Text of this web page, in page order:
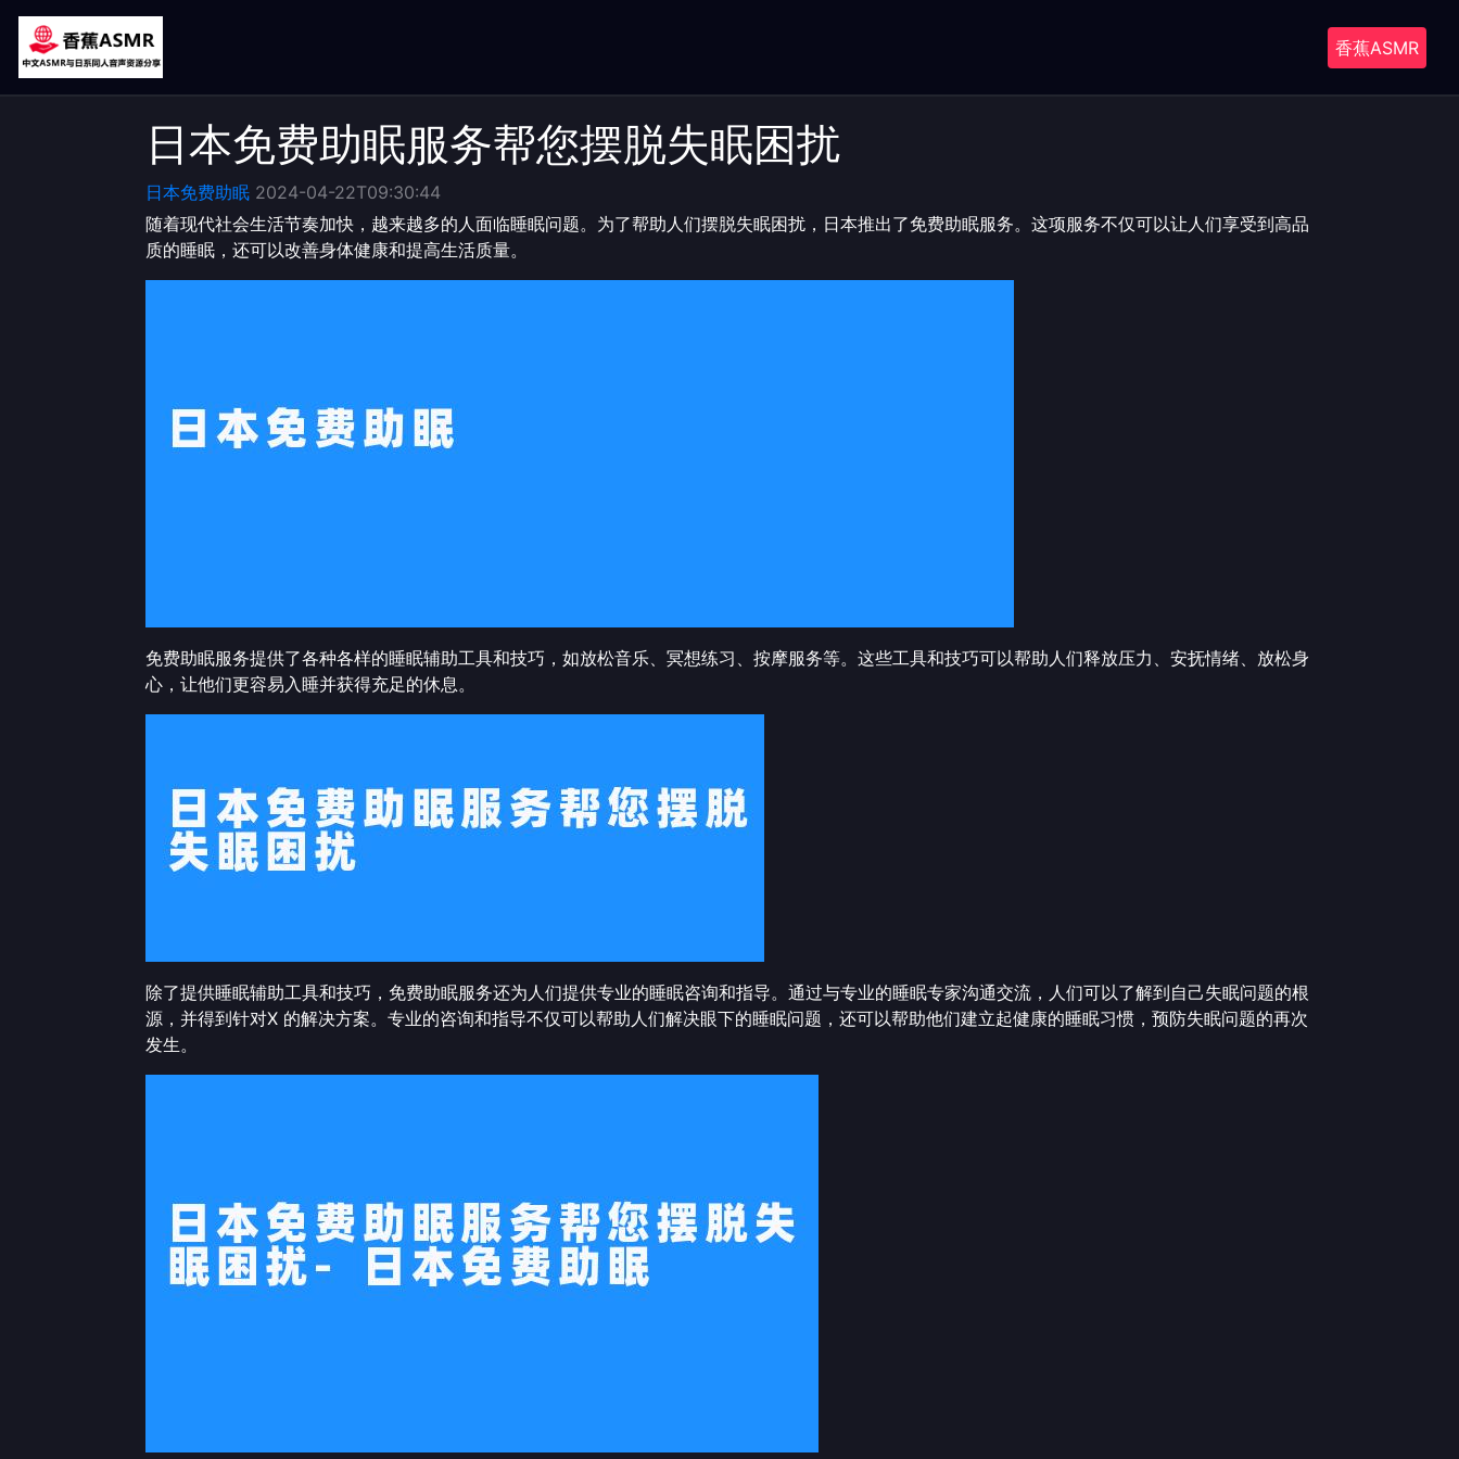
香蕉ASMR
日本免费助眠服务帮您摆脱失眠困扰
日本免费助眠 2024-04-22T09:30:44
随着现代社会生活节奏加快，越来越多的人面临睡眠问题。为了帮助人们摆脱失眠困扰，日本推出了免费助眠服务。这项服务不仅可以让人们享受到高品
质的睡眠，还可以改善身体健康和提高生活质量。
免费助眠服务提供了各种各样的睡眠辅助工具和技巧，如放松音乐、冥想练习、按摩服务等。这些工具和技巧可以帮助人们释放压力、安抚情绪、放松身
心，让他们更容易入睡并获得充足的休息。
除了提供睡眠辅助工具和技巧，免费助眠服务还为人们提供专业的睡眠咨询和指导。通过与专业的睡眠专家沟通交流，人们可以了解到自己失眠问题的根
源，并得到针对X 的解决方案。专业的咨询和指导不仅可以帮助人们解决眼下的睡眠问题，还可以帮助他们建立起健康的睡眠习惯，预防失眠问题的再次
发生。